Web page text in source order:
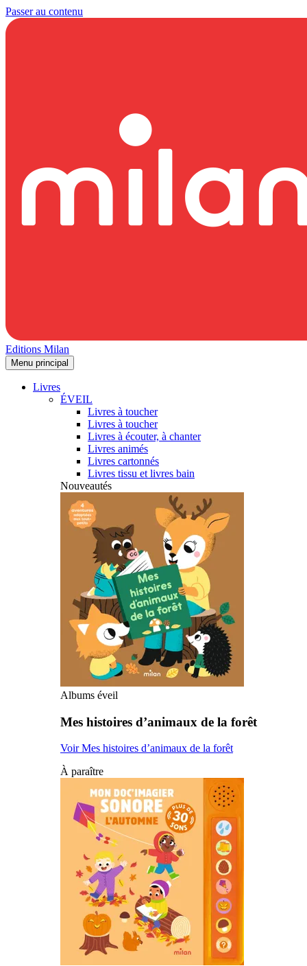
Passer au contenu
Editions Milan
Menu principal
Livres
ÉVEIL
Livres à toucher
Livres à toucher
Livres à écouter, à chanter
Livres animés
Livres cartonnés
Livres tissu et livres bain
Nouveautés
Albums éveil
Mes histoires d’animaux de la forêt
Voir Mes histoires d’animaux de la forêt
À paraître